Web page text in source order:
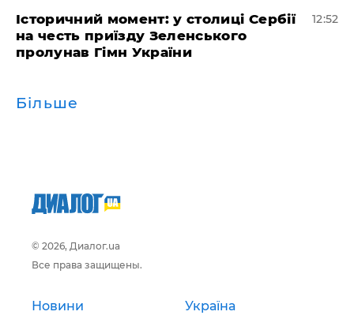
Історичний момент: у столиці Сербії
на честь приїзду Зеленського
пролунав Гімн України
12:52
Більше
© 2026, Диалог.ua
Все права защищены.
Новини Україна